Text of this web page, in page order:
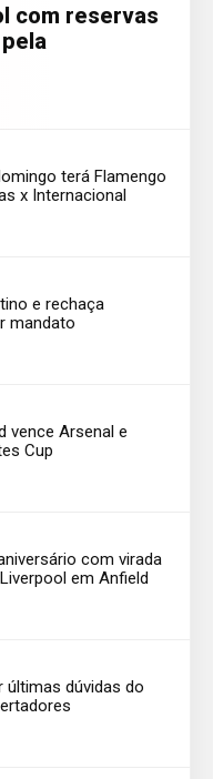
com reservas
terá Flamengo
x Internacional
e rechaça
mandato
vence Arsenal e
Cup
com virada
em Anfield
últimas dúvidas do